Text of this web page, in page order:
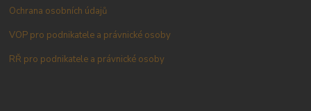
Ochrana osobních údajů
VOP pro podnikatele a právnické osoby
RŘ pro podnikatele a právnické osoby